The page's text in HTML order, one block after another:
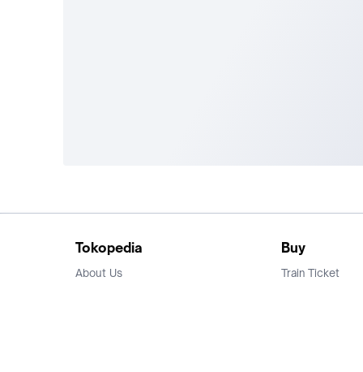
Tokopedia
About Us
Buy
Train Ticket